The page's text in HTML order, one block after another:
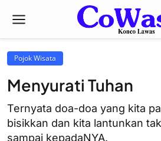
Pojok Wisata
Menyurati Tuhan
Ternyata doa-doa yang kita
bisikkan dan kita lantunkan
sampai kepadaNYA.